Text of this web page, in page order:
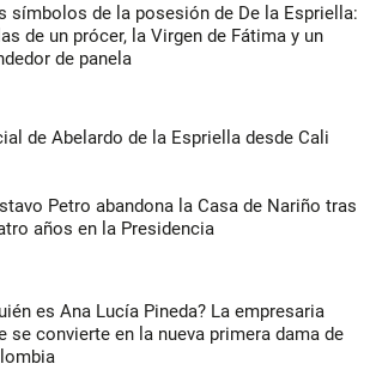
símbolos de la posesión de De la Espriella:
de un prócer, la Virgen de Fátima y un
de panela
de Abelardo de la Espriella desde Cali
Petro abandona la Casa de Nariño tras
años en la Presidencia
es Ana Lucía Pineda? La empresaria
se convierte en la nueva primera dama de